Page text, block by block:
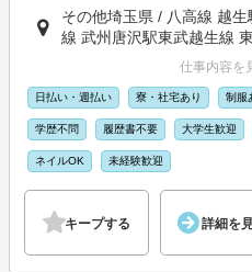
その他埼玉県 / 八高線 越
線 武州唐沢駅東武越生線
仕事内容を
日払い・週払い 寮・社宅あり 制服
学歴不問 履歴書不要 大学生歓迎
ネイルOK 未経験歓迎
キープする 詳細を